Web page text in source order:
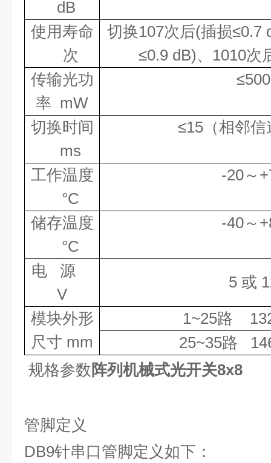
dB
使用寿命
次
切换107次后(插损≤0.7
≤0.9 dB)、 1010次
传输光功
率 mW
≤500
切换时间
ms
≤15 （相邻
工作温度
°C
-20～
储存温度
°C
-40～
电
源
V
5 或
模块外形
尺寸 mm
1~25路
25~35路
规格参数阵列机械式光开关8x8
管脚定义
DB9针串口管脚定义如下：